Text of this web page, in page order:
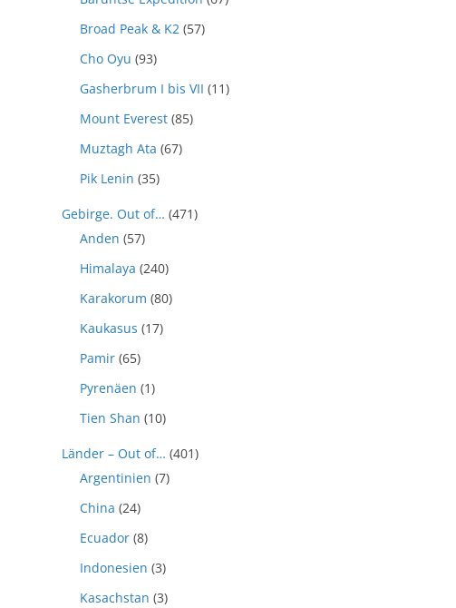
Broad Peak & K2 (57)
Cho Oyu (93)
Gasherbrum I bis VII (11)
Mount Everest (85)
Muztagh Ata (67)
Pik Lenin (35)
Gebirge. Out of… (471)
Anden (57)
Himalaya (240)
Karakorum (80)
Kaukasus (17)
Pamir (65)
Pyrenäen (1)
Tien Shan (10)
Länder – Out of… (401)
Argentinien (7)
China (24)
Ecuador (8)
Indonesien (3)
Kasachstan (3)